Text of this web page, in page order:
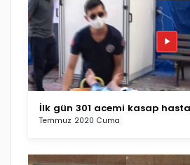
İlk gün 301 acemi kasap
Temmuz 2020 Cuma